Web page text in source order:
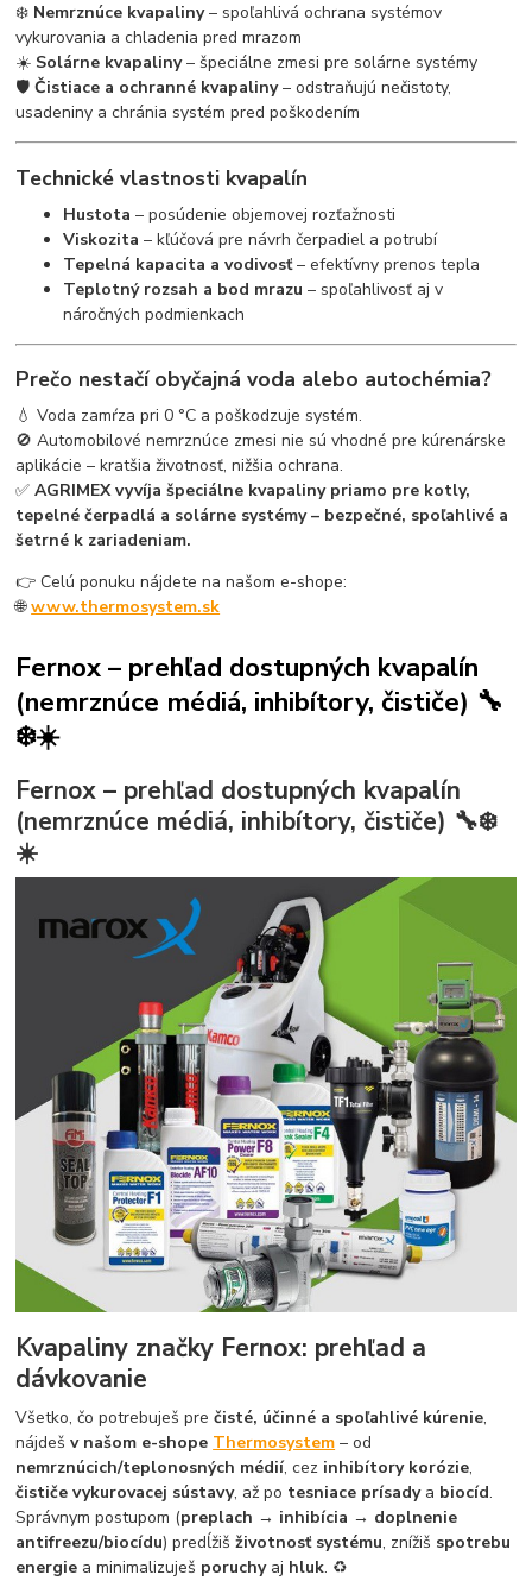
❄️ Nemrznúce kvapaliny– spoľahlivá ochrana systémov
vykurovania a chladenia pred mrazom
☀️ Solárne kvapaliny– špeciálne zmesi pre solárne systémy
🛡️Čistiace a ochranné kvapaliny– odstraňujú nečistoty,
usadeniny a chránia systém pred poškodením
Technické vlastnosti kvapalín
Hustota – posúdenie objemovej rozťažnosti
Viskozita – kľúčová pre návrh čerpadiel a potrubí
Tepelná kapacita a vodivosť– efektívny prenos tepla
Teplotný rozsah a bod mrazu – spoľahlivosť aj v
náročných podmienkach
Prečo nestačí obyčajná voda alebo autochémia?
💧 Voda zamŕza pri 0 °C a poškodzuje systém.
🚫 Automobilové nemrznúce zmesi nie sú vhodné pre kúrenárske
aplikácie – kratšia životnosť, nižšia ochrana.
✅AGRIMEX vyvíja špeciálne kvapaliny priamo pre kotly,
tepelné čerpadlá a solárne systémy – bezpečné, spoľahlivé a
šetrné k zariadeniam.
👉 Celú ponuku nájdete na našom e-shope:
🌐www.thermosystem.sk
Fernox – prehľad dostupných kvapalín
(nemrznúce médiá, inhibítory, čističe) 🔧
❄️☀️
Fernox – prehľad dostupných kvapalín
(nemrznúce médiá, inhibítory, čističe) 🔧❄️
☀️
Kvapaliny značky Fernox: prehľad a
dávkovanie
Všetko, čo potrebuješ prečisté, účinné a spoľahlivé kúrenie,
nájdešv našom e-shope Thermosystem – od
nemrznúcich/teplonosných médií, cez inhibítory korózie,
čističe vykurovacej sústavy, až po tesniace prísadya biocíd.
Správnym postupom (preplach → inhibícia → doplnenie
antifreezu/biocídu) predĺžišživotnosť systému, znížiš spotrebu
energie a minimalizuješ poruchyaj hluk. ♻️